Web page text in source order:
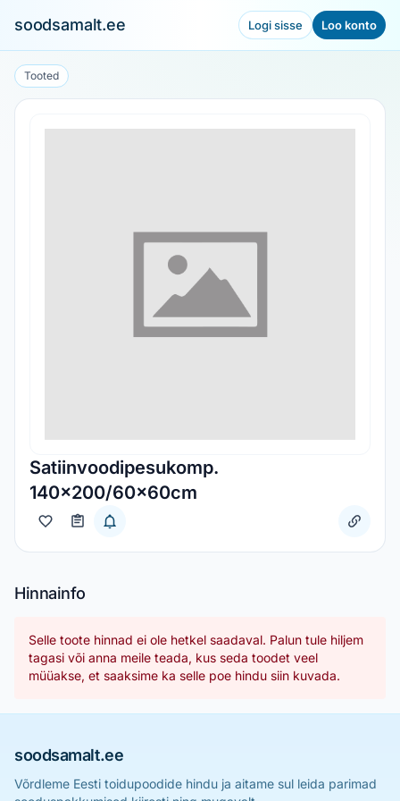
soodsamalt.ee Logi sisse Loo konto
Tooted
Satiinvoodipesukomp.
140x200/60x60cm
Hinnainfo
Selle toote hinnad ei ole hetkel saadaval. Palun tule hiljem
tagasi või anna meile teada, kus seda toodet veel
müüakse, et saaksime ka selle poe hindu siin kuvada.
soodsamalt.ee
Võrdleme Eesti toidupoodide hindu ja aitame sul leida parimad